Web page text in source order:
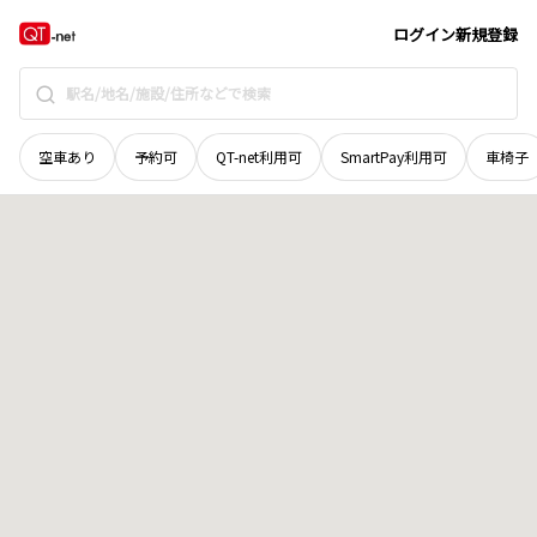
ログイン新規登録
空車あり 予約可 QT-net利用可 SmartPay利用可 車椅子
栃木県